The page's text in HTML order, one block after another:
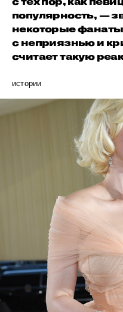
популярность, —
некоторые
с неприязнью и
считает такую
истории